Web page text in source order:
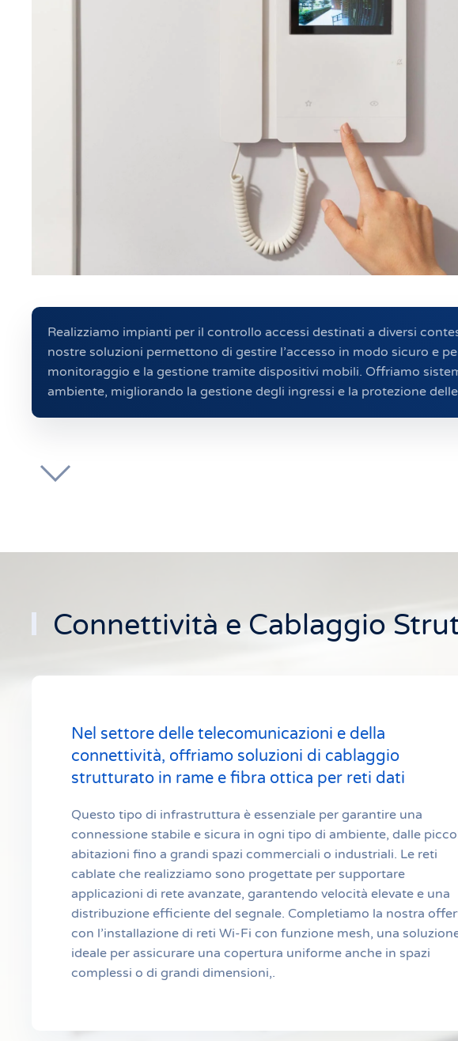
Realizziamo impianti per il controllo accessi destinati a diversi
nostre soluzioni permettono di gestire l’accesso in modo sicuro e
monitoraggio e la gestione tramite dispositivi mobili. Offriamo
ambiente, migliorando la gestione degli ingressi e la protezione
Connettività e Cablaggio
Nel settore delle telecomunicazioni e della
connettività, offriamo soluzioni di cablaggio
strutturato in rame e fibra ottica per reti dati
Questo tipo di infrastruttura è essenziale per garantire una
connessione stabile e sicura in ogni tipo di ambiente, dalle
abitazioni fino a grandi spazi commerciali o industriali. Le reti
cablate che realizziamo sono progettate per supportare
applicazioni di rete avanzate, garantendo velocità elevate e una
distribuzione efficiente del segnale. Completiamo la nostra
con l’installazione di reti Wi-Fi con funzione mesh, una
ideale per assicurare una copertura uniforme anche in spazi
complessi o di grandi dimensioni,.